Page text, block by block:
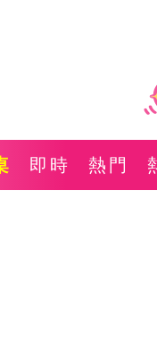
即時 熱門